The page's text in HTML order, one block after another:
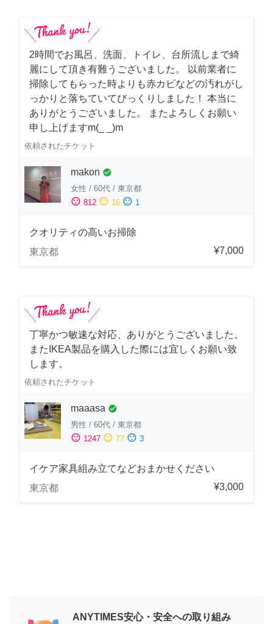
2時間でお風呂、洗面、トイレ、台所流しまで綺
麗にして頂き有難うございました。 以前業者に
掃除してもらった時よりも赤カビなどの汚れがし
っかりと落ちていてびっくりしました！ 本当に
ありがとうございました。 またよろしくお願い
申し上げますm(_ _)m
依頼されたチケット
makon check_circle
女性 / 60代 / 東京都
sentiment_satisfied 812 sentiment_neutral 16 sentiment_dissatisfied 1
クオリティの高いお掃除
東京都
¥7,000
丁寧かつ敏速な対応、ありがとうございました。
またIKEA製品を購入した際には宜しくお願い致
します。
依頼されたチケット
maaasa check_circle
男性 / 60代 / 東京都
sentiment_satisfied 1247 sentiment_neutral 77 sentiment_dissatisfied 3
イケア家具組み立てなどおまかせください
東京都
¥3,000
ANYTIMES安心・安全への取り組み